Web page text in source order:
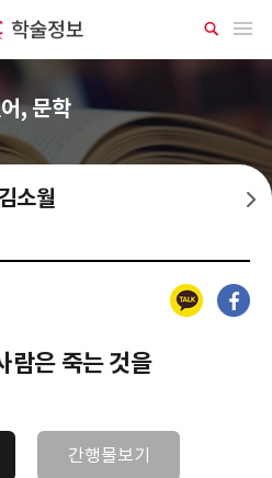
메뉴 열기
상
세
, 문학
김소월 김기림
카카오톡 페이스북
람은 죽는 것을
간행물보기